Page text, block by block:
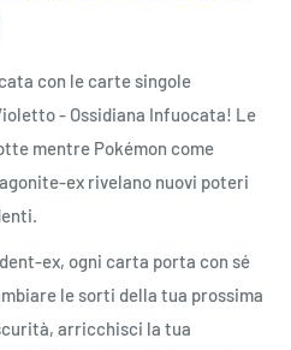
con le carte singole
- Ossidiana Infuocata! Le
mentre Pokémon come
ex rivelano nuovi poteri
ex, ogni carta porta con sé
le sorti della tua prossima
arricchisci la tua